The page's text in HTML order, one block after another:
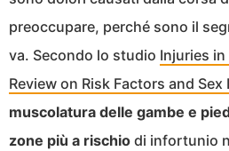
preoccupare, perché sono il
va. Secondo lo studio Injuries
Review on Risk Factors and
muscolatura delle gambe e
zone più a rischio di infortunio